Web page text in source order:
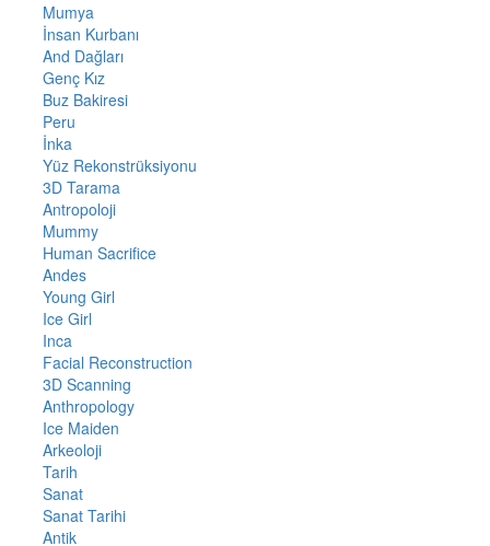
Mumya
İnsan Kurbanı
And Dağları
Genç Kız
Buz Bakiresi
Peru
İnka
Yüz Rekonstrüksiyonu
3D Tarama
Antropoloji
Mummy
Human Sacrifice
Andes
Young Girl
Ice Girl
Inca
Facial Reconstruction
3D Scanning
Anthropology
Ice Maiden
Arkeoloji
Tarih
Sanat
Sanat Tarihi
Antik